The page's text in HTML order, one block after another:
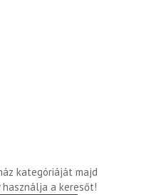
kategóriáját majd
a keresőt!